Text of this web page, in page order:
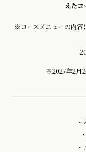
えたコ
※コースメニューの内容
※2027年2月